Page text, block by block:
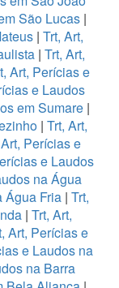
São Lucas|
| Trt, Art,
| Trt, Art,
Art, Perícias e
e Laudos
em Sumare |
| Trt, Art,
Perícias e
e Laudos
na Água
Água Fria | Trt,
| Trt, Art,
Art, Perícias e
e Laudos na
na Barra